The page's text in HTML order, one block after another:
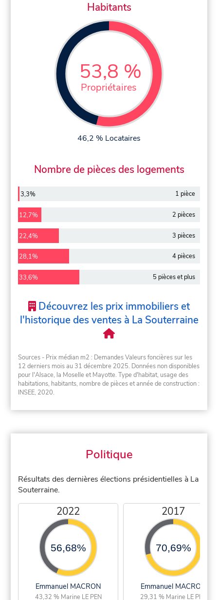
Habitants
53,8 %
Propriétaires
46,2 % Locataires
Nombre de pièces des logements
3,3% 1 pièce
12,7% 2 pièces
22,4% 3 pièces
28,1% 4 pièces
33,6% 5 pièces et plus
Découvrez les prix immobiliers et
l'historique des ventes à La Souterraine
Sources - Prix médian m2 : Demandes Valeurs foncières sur les
12 derniers mois au 31 décembre 2025. Données non disponibles
pour l'Alsace, la Moselle et Mayotte. Type d'habitat, usage des
habitations, habitants, nombre de pièces et année de construction :
INSEE, 2020.
Politique
Résultats des dernières élections présidentielles à La
Souterraine.
2022
56,68%
Emmanuel MACRON
43,32 % Marine LE PEN
2017
70,69%
Emmanuel MACRON
29,31 % Marine LE PEN